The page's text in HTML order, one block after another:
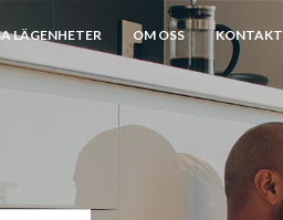
LÄGENHETER OM OSS KONTAKT